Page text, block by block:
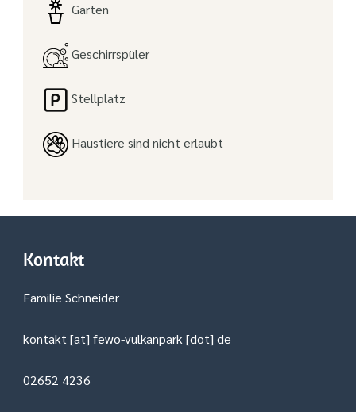
Garten
Geschirrspüler
Stellplatz
Haustiere sind nicht erlaubt
Kontakt
Familie Schneider
kontakt [at] fewo-vulkanpark [dot] de
02652 4236